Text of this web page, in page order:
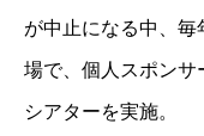
が中止になる中、
場で、個人スポンサ
シアターを実施。